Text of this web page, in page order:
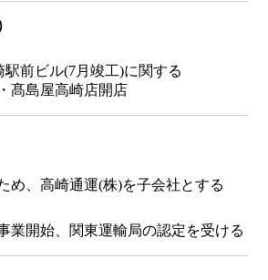
前ビル(7月竣工)に関する
髙島屋高崎店開店
め、高崎通運(株)を子会社とする
業開始、関東運輸局の認定を受ける